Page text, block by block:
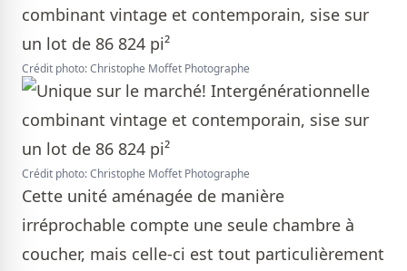
Crédit photo: Christophe Moffet Photographe
Crédit photo: Christophe Moffet Photographe
Cette unité aménagée de manière
irréprochable compte une seule chambre à
coucher, mais celle-ci est tout particulièrement